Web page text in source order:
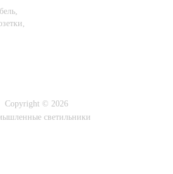
Copyright © 2026
светильники